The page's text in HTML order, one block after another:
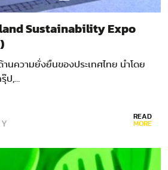
Sustainability Expo
นความยั่งยืนของประเทศไทย นำโดย
ป,…
READ
MORE